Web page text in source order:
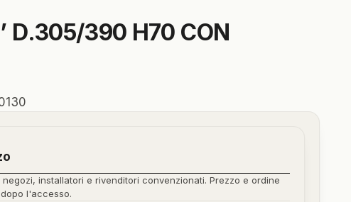
D.305/390 H70 CON
installatori e rivenditori convenzionati. Prezzo e ordine
l'accesso.